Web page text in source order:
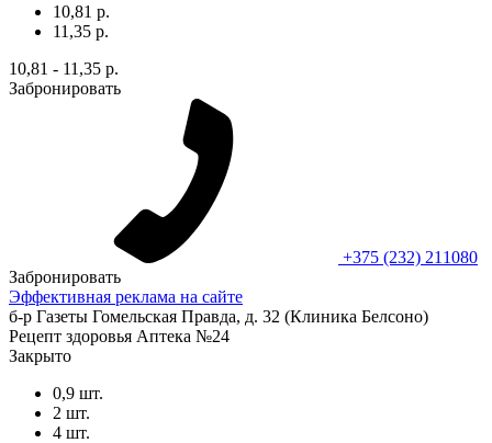
10,81 р.
11,35 р.
10,81 - 11,35 р.
Забронировать
+375 (232) 211080
Забронировать
Эффективная реклама на сайте
б-р Газеты Гомельская Правда, д. 32 (Клиника Белсоно)
Рецепт здоровья Аптека №24
Закрыто
0,9 шт.
2 шт.
4 шт.